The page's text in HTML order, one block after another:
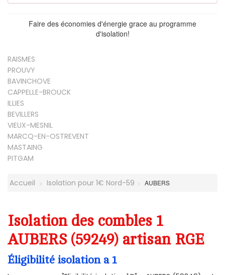
Faire des économies d'énergie grace au programme
d'isolation!
RAISMES
PROUVY
BAVINCHOVE
CAPPELLE-BROUCK
ILLIES
BEVILLERS
VIEUX-MESNIL
MARCQ-EN-OSTREVENT
MASTAING
PITGAM
Accueil Isolation pour 1€ Nord-59 AUBERS
Isolation des combles 1
AUBERS (59249) artisan RGE
Éligibilité isolation a 1